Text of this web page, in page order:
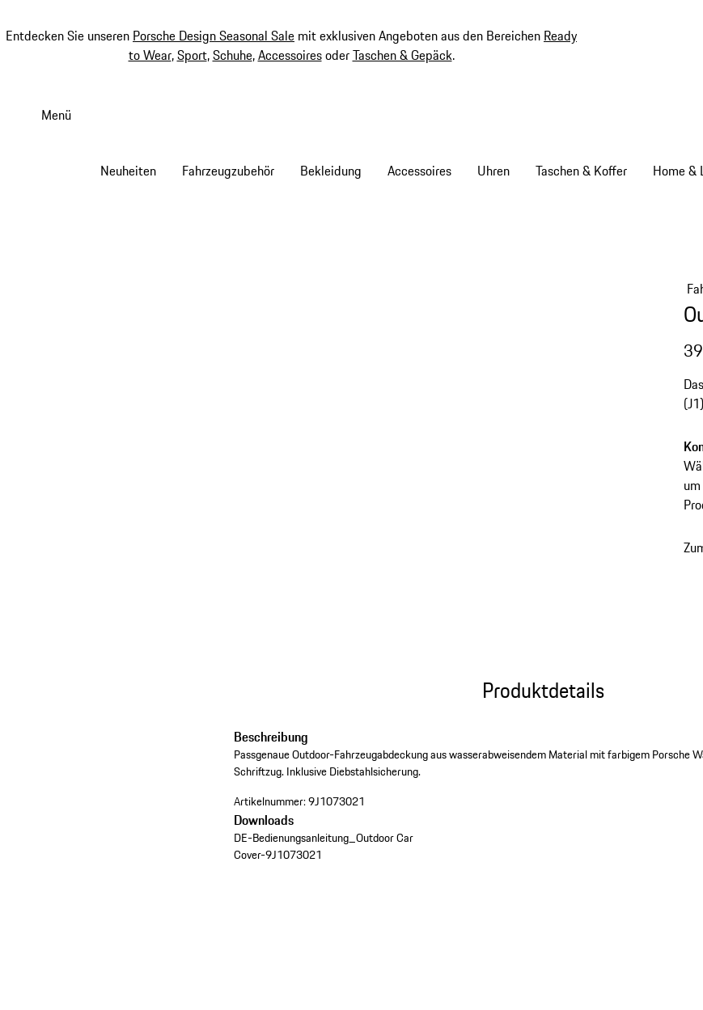
Entdecken Sie unseren Porsche Design Seasonal Sale mit exklusiven Angeboten aus den Bereichen Ready
to Wear,Sport,Schuhe,AccessoiresoderTaschen & Gepäck.
Hauptinhalt
Menü
Neuheiten Fahrzeugzubehör Bekleidung Accessoires Uhren Taschen & Koffer Home &
Produktdetails
Beschreibung
Passgenaue Outdoor-Fahrzeugabdeckung aus wasserabweisendem Material mit farbigem Porsche
Schriftzug. Inklusive Diebstahlsicherung.
Artikelnummer:9J1073021
Downloads
DE-Bedienungsanleitung_Outdoor Car
Cover-9J1073021